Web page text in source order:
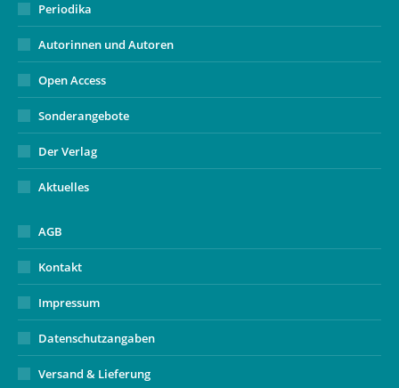
Periodika
Autorinnen und Autoren
Open Access
Sonderangebote
Der Verlag
Aktuelles
AGB
Kontakt
Impressum
Datenschutzangaben
Versand & Lieferung